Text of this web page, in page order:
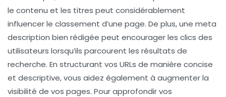
le contenu et les titres peut considérablement
influencer le classement d’une page. De plus, une meta
description bien rédigée peut encourager les clics des
utilisateurs lorsqu’ils parcourent les résultats de
recherche. En structurant vos URLs de manière concise
et descriptive, vous aidez également à augmenter la
visibilité de vos pages. Pour approfondir vos